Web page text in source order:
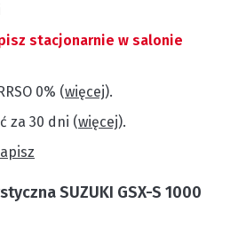
stacjonarnie w salonie
0% (więcej).
za 30 dni (więcej).
SUZUKI GSX-S 1000